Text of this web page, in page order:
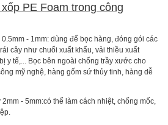
PE Foam trong công
- 1mm: dùng để bọc hàng, đóng gói các
cây như chuối xuất khẩu, vải thiều xuất
y tế,... Bọc bên ngoài chống trầy xước cho
mỹ nghệ, hàng gốm sứ thủy tinh, hàng dễ
- 5mm:có thể làm cách nhiệt, chống mốc,